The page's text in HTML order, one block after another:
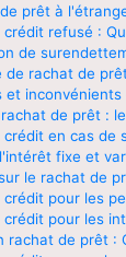
prêt à
crédit refusé :
de
de rachat de
et
de prêt :
crédit en cas de
fixe et
le rachat de
crédit pour les
crédit pour les
rachat de prêt :